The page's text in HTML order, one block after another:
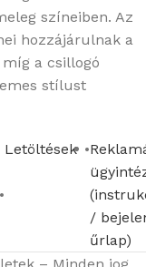
színeiben. Az
hozzájárulnak a
a csillogó
stílust
Letöltések
/
űrlap)